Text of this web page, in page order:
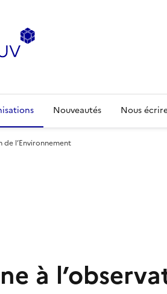
Nouveautés Nous
l’Environnement
à